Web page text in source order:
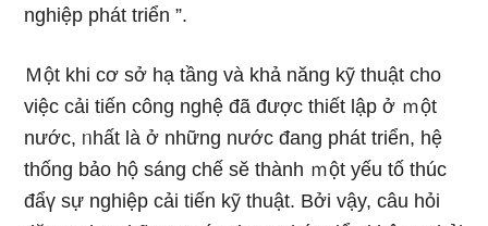
nghiệp phát triển ”.
Ｍột khi cơ sở hạ tầng và khả năng kỹ thuật cho
việc cải tiến công nghệ đã được thiết lập ở ｍột
nước, ᥒhất là ở những nước đang phát triển, hệ
thống bảo hộ ѕáng chế sӗ thành ｍột yếu tố thúc
đẩү sự nghiệp cải tiến kỹ thuật. Bởi vậy, câu hỏi